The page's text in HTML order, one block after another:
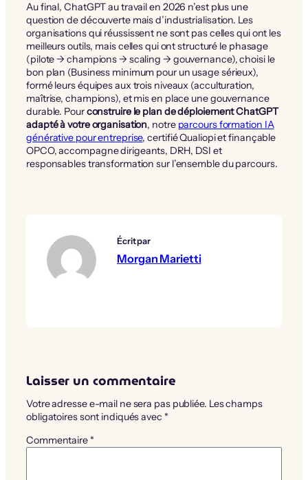
Au final, ChatGPT au travail en 2026 n’est plus une
question de découverte mais d’industrialisation. Les
organisations qui réussissent ne sont pas celles qui ont les
meilleurs outils, mais celles qui ont structuré le phasage
(pilote → champions → scaling → gouvernance), choisi le
bon plan (Business minimum pour un usage sérieux),
formé leurs équipes aux trois niveaux (acculturation,
maîtrise, champions), et mis en place une gouvernance
durable. Pourconstruire le plan de déploiement ChatGPT
adapté à votre organisation, notre parcours formation IA
générative pour entreprise, certifié Qualiopi et finançable
OPCO, accompagne dirigeants, DRH, DSI et
responsables transformation sur l’ensemble du parcours.
Écrit par
Morgan Marietti
Laisser un commentaire
Votre adresse e-mail ne sera pas publiée. Les champs
obligatoires sont indiqués avec *
Commentaire *